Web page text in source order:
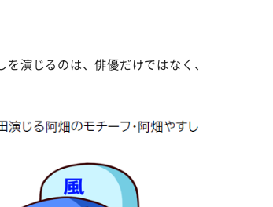
演じるのは、俳優だけではなく、